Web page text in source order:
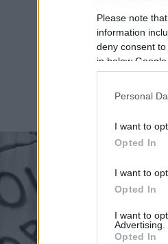
Please note
information
deny consent
in below
Personal
I want to
Opted In
I want to
Opted In
I want to
Advertising.
Opted In